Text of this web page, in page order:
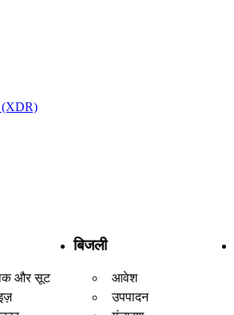
(XDR)
और सूट
बिजली
आवेश
उपपादन